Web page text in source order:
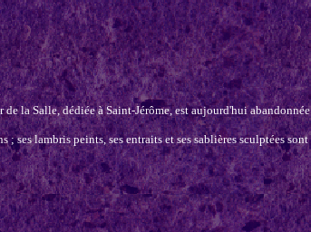
la Salle, dédiée à Saint-Jérôme, est aujourd'hui abandonnée
ses lambris peints, ses entraits et ses sablières sculptées sont